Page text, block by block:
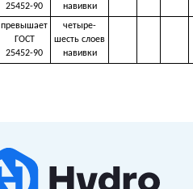
25452-90
навивки
превышает
ГОСТ
25452-90
четыре-
шесть слоев
навивки